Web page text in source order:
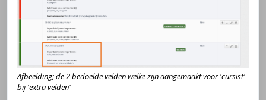
Afbeelding; de 2 bedoelde velden welke zijn aangemaakt voor 'cursist'
bij 'extra velden'